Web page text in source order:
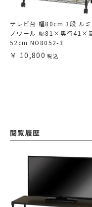
テレビ台 幅80cm 3段 ルミ
ノワール 幅81×奥行41×
52cm NO8052-3
10,800
閲覧履歴